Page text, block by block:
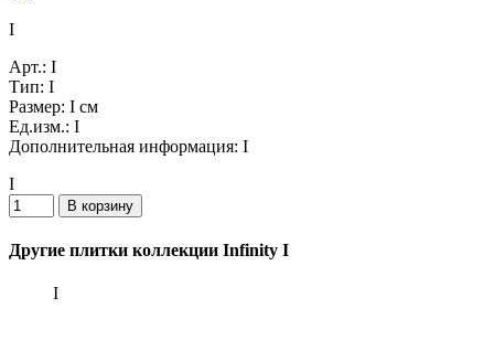
I
Арт.: I
Тип: I
Размер: I см
Ед.изм.: I
Дополнительная информация: I
I
Другие плитки коллекции Infinity I
I